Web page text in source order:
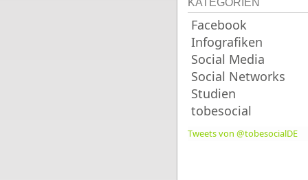
KATEGORIEN
Facebook
Infografiken
Social Media
Social Networks
Studien
tobesocial
Tweets von @tobesocialDE